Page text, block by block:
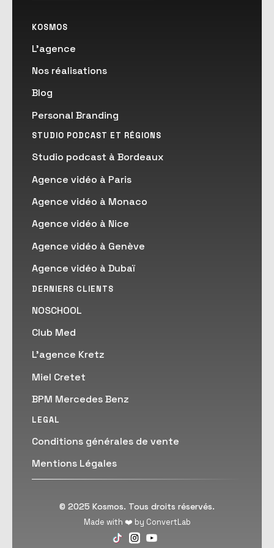
le niveau d'excellence que vous
KOSMOS
L'agence
Nos réalisations
Blog
Personal Branding
STUDIO PODCAST ET RÉGIONS
Studio podcast à Bordeaux
Agence vidéo à Paris
Agence vidéo à Monaco
Agence vidéo à Nice
Agence vidéo à Genève
Agence vidéo à Dubaï
DERNIERS CLIENTS
NOSCHOOL
Club Med
L'agence Kretz
Miel Cretet
BPM Mercedes Benz
LEGAL
Conditions générales de vente
Mentions Légales
© 2025 Kosmos. Tous droits réservés.
Made with ❤️ by ConvertLab